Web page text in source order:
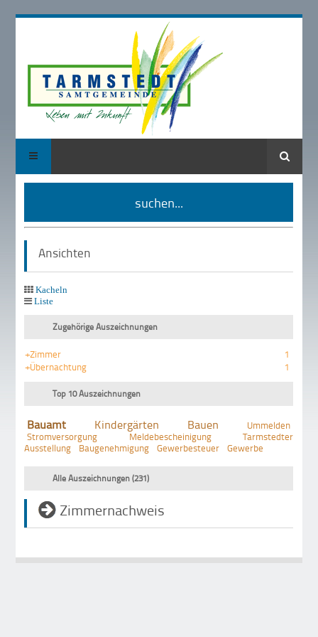
Suche
suchen...
Ansichten
Kacheln
Liste
Zugehörige Auszeichnungen
+Zimmer
1
+Übernachtung
1
Top 10 Auszeichnungen
Bauamt Kindergärten Bauen
Ummelden
Stromversorgung
Meldebescheinigung
Tarmstedter
Ausstellung
Baugenehmigung Gewerbesteuer Gewerbe
Alle Auszeichnungen (231)
Zimmernachweis